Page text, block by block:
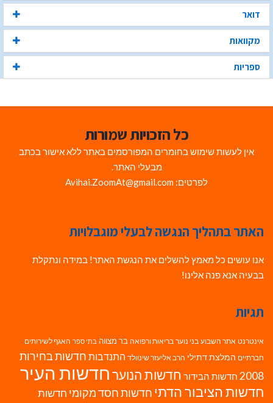
דואר
מקוואות
ספריות
כל הזכויות שמורות
אין לעשות שימוש בחומרים המפורסמים באתר ללא אישור בכתב
מבעלי האתר.
לפרטים: Avihai.ZoomAt@gmail.com
האתר בתהליך הנגשה לבעלי מוגבלויות
אנו עושים כל מאמץ להשלים את הנגשת האתר! במידה ונתקלת
בבעיה אנא פנה אלינו!
תגיות
אינטרנט אתר השבוע בני נוער בריאות ורפואה בר מצווה בתי ספר האגף לשירותים
חברתיים המלצת דתילי הרב אליעזר שינוולד התנדבות חדשות בחירות
2008 חדשות הבידור חדשות הנוערחדשות העיר
חדשות הציבור הדתי חדשות חסד מקומי חדשות